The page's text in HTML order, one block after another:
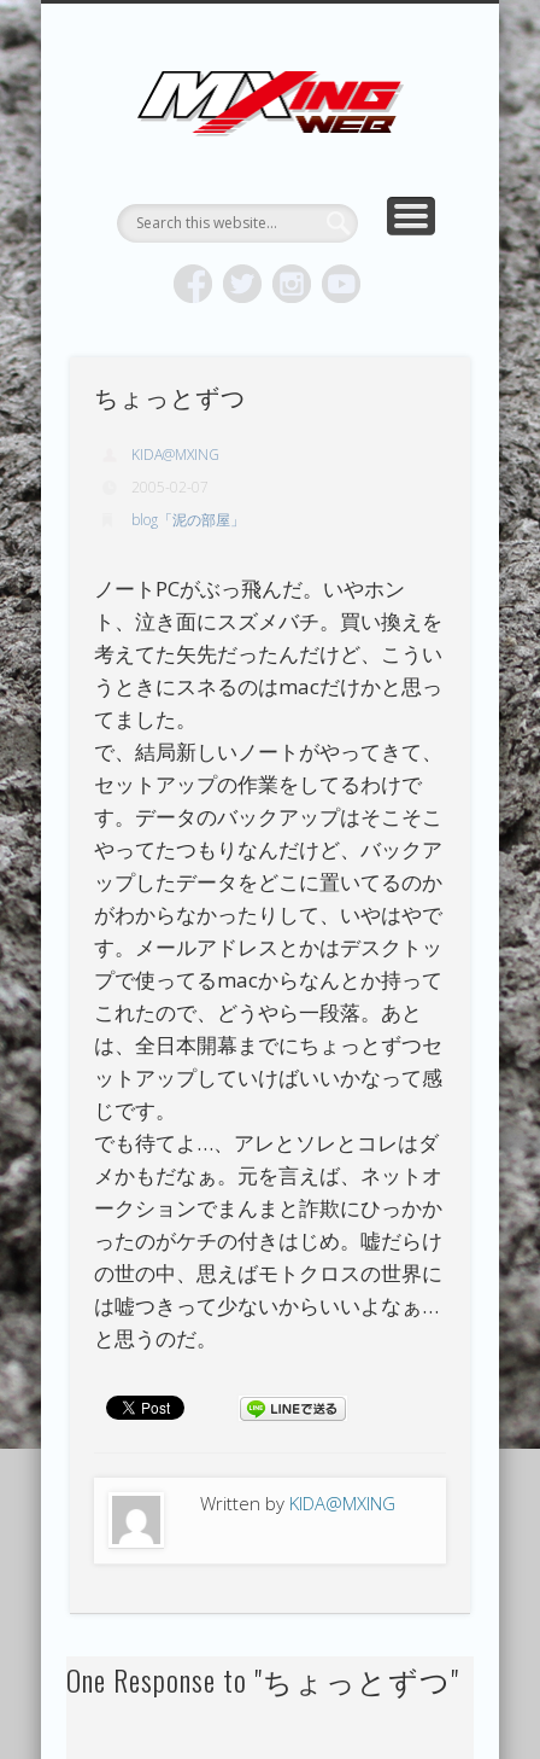
トク
HOME
TOPICS
ABOUT MX
RESULTS
REPORT
MXING & MXING＋PLUS
HYPER MXING
CONTACT
ちょっとずつ
KIDA@MXING
2005-02-07
blog「泥の部屋」
ノートPCがぶっ飛んだ。いやホン
ト、泣き面にスズメバチ。買い換えを
考えてた矢先だったんだけど、こうい
うときにスネるのはmacだけかと思っ
てました。
で、結局新しいノートがやってきて、
セットアップの作業をしてるわけで
す。データのバックアップはそこそこ
やってたつもりなんだけど、バックア
ップしたデータをどこに置いてるのか
がわからなかったりして、いやはやで
す。メールアドレスとかはデスクトッ
プで使ってるmacからなんとか持って
これたので、どうやら一段落。あと
は、全日本開幕までにちょっとずつセ
ットアップしていけばいいかなって感
じです。
でも待てよ…、アレとソレとコレはダ
メかもだなぁ。元を言えば、ネットオ
ークションでまんまと詐欺にひっかか
ったのがケチの付きはじめ。嘘だらけ
の世の中、思えばモトクロスの世界に
は嘘つきって少ないからいいよなぁ…
と思うのだ。
Written by KIDA@MXING
One Response to "ちょっとずつ"